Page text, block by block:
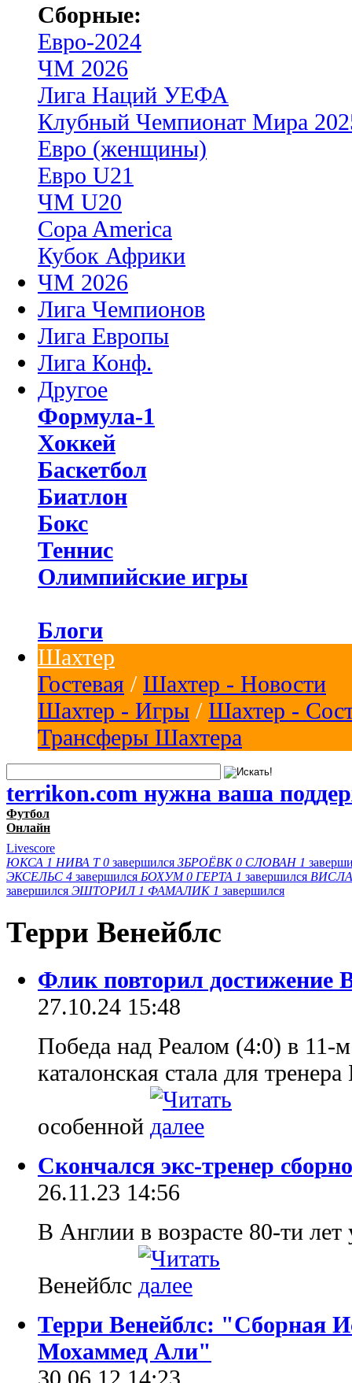
Сборные:
Евро-2024
ЧМ 2026
Лига Наций УЕФА
Клубный Чемпионат Мира
Евро (женщины)
Евро U21
ЧМ U20
Copa America
Кубок Африки
ЧМ 2026
Лига Чемпионов
Лига Европы
Лига Конф.
Другое
Формула-1
Хоккей
Баскетбол
Биатлон
Бокс
Теннис
Олимпийские игры
Блоги
Шахтер
Гостевая / Шахтер - Новости
Шахтер - Игры / Шахтер -
Трансферы Шахтера
terrikon.com нужна ваша
Футбол
Онлайн
Livescore
ЮКСА 1 НИВА Т 0 завершился ЗБРОЁВК 0 СЛОВАН 1
ЭКСЕЛЬС 4 завершился БОХУМ 0 ГЕРТА 1 завершился
завершился ЭШТОРИЛ 1 ФАМАЛИК 1 завершился
Терри Венейблс
Флик повторил достижение
27.10.24 15:48
Победа над Реалом (4:0) в 11-
каталонская стала для
особенной
Скончался экс-тренер
26.11.23 14:56
В Англии в возрасте 80-ти
Венейблс
Терри Венейблс: "Сборная
Мохаммед Али"
30.06.12 14:23